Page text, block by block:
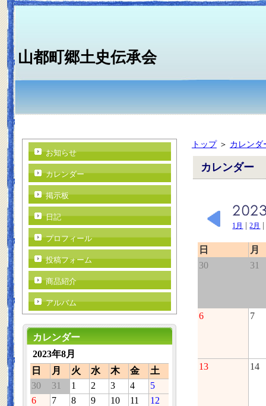
山都町郷土史伝承会
トップ＞ カレンダ
カレンダー
1月 |2月
日
月
30
31
6 7
13 14
お知らせ
カレンダー
掲示板
日記
プロフィール
投稿フォーム
商品紹介
アルバム
カレンダー
2023年8月
日
月 火 水 木 金
土
30
31 1 2 3 4
5
6
7 8 9 10 11
12